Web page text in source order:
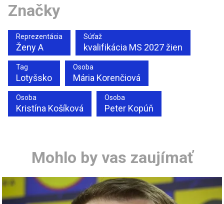
Značky
Reprezentácia
Ženy A
Súťaž
kvalifikácia MS 2027 žien
Tag
Lotyšsko
Osoba
Mária Korenčiová
Osoba
Kristína Košíková
Osoba
Peter Kopúň
Mohlo by vas zaujímať